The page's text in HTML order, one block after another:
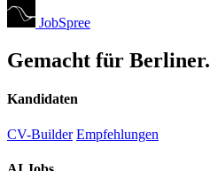
JobSpree
Gemacht für Berliner.
Kandidaten
CV-Builder Empfehlungen